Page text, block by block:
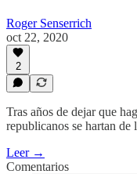
Roger Senserrich
oct 22, 2020
2
Tras años de dejar que
republicanos se hartan de
Leer →
Comentarios